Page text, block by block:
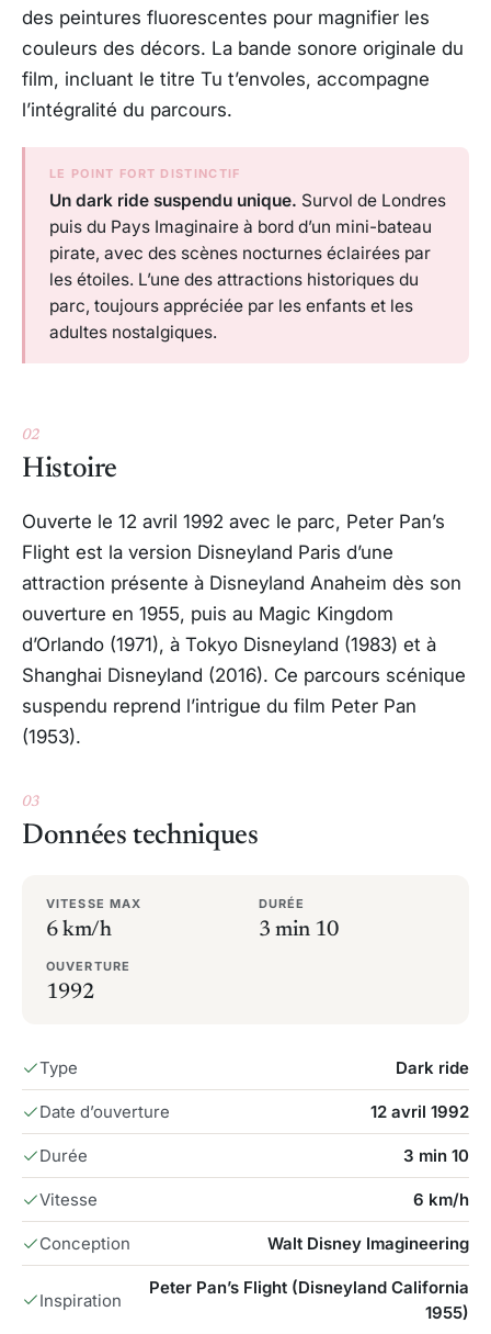
des peintures fluorescentes pour magnifier les
couleurs des décors. La bande sonore originale du
film, incluant le titre Tu t’envoles, accompagne
l’intégralité du parcours.
LE POINT FORT DISTINCTIF
Un dark ride suspendu unique. Survol de Londres
puis du Pays Imaginaire à bord d’un mini-bateau
pirate, avec des scènes nocturnes éclairées par
les étoiles. L’une des attractions historiques du
parc, toujours appréciée par les enfants et les
adultes nostalgiques.
02
Histoire
Ouverte le 12 avril 1992 avec le parc, Peter Pan’s
Flight est la version Disneyland Paris d’une
attraction présente à Disneyland Anaheim dès son
ouverture en 1955, puis au Magic Kingdom
d’Orlando (1971), à Tokyo Disneyland (1983) et à
Shanghai Disneyland (2016). Ce parcours scénique
suspendu reprend l’intrigue du film Peter Pan
(1953).
03
Données techniques
VITESSE MAX
6 km/h
DURÉE
3 min 10
OUVERTURE
1992
Type Dark ride
Date d’ouverture 12 avril 1992
Durée 3 min 10
Vitesse 6 km/h
Conception Walt Disney Imagineering
Inspiration
Peter Pan’s Flight (Disneyland California
1955)